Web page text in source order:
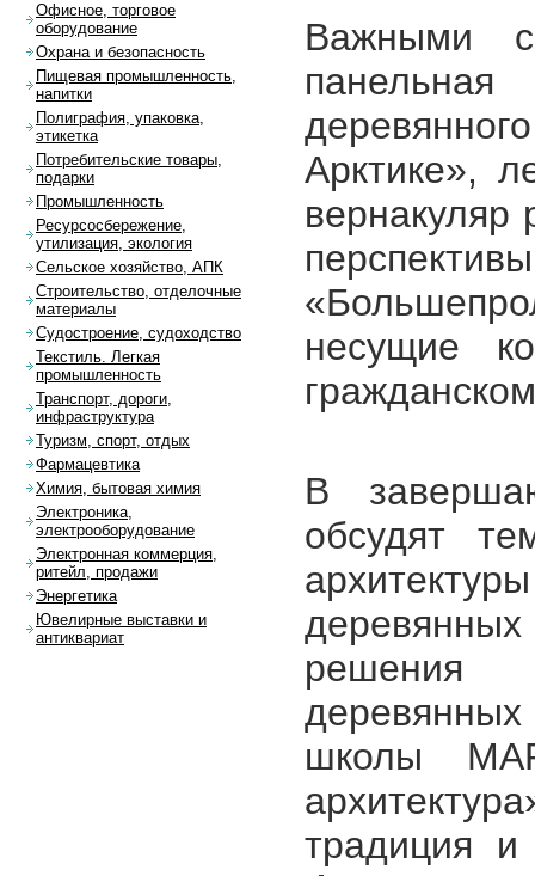
Важными
Арктике»,
вернакуляр
несущие
В
обсудят
деревянных
решения
деревянных
школы
традиция
Офисное, торговое
оборудование
Охрана и безопасность
Пищевая промышленность,
напитки
Полиграфия, упаковка,
этикетка
Потребительские товары,
подарки
Промышленность
Ресурсосбережение,
утилизация, экология
Сельское хозяйство, АПК
Строительство, отделочные
материалы
Судостроение, судоходство
Текстиль. Легкая
промышленность
Транспорт, дороги,
инфраструктура
Туризм, спорт, отдых
Фармацевтика
Химия, бытовая химия
Электроника,
электрооборудование
Электронная коммерция,
ритейл, продажи
Энергетика
Ювелирные выставки и
антиквариат